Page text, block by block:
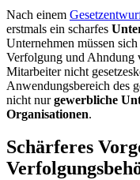
Nach einem
erstmals ein scharfes
Unternehmen müssen
Verfolgung und Ahndung
Mitarbeiter nicht
Anwendungsbereich des
nicht nurgewerbliche
Organisationen.
Schärferes